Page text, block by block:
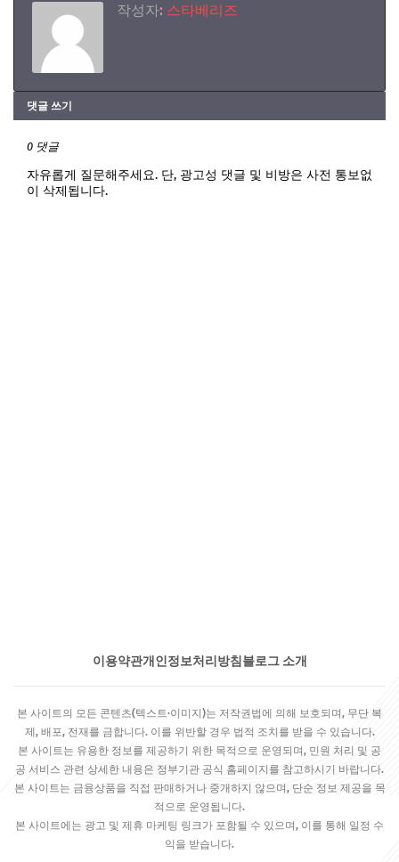
작성자: 스타베리즈
댓글 쓰기
0 댓글
자유롭게 질문해주세요. 단, 광고성 댓글 및 비방은 사전 통보없
이 삭제됩니다.
이용약관개인정보처리방침 블로그 소개
본 사이트의 모든 콘텐츠(텍스트·이미지)는 저작권법에 의해 보호되며, 무단 복
제, 배포, 전재를 금합니다. 이를 위반할 경우 법적 조치를 받을 수 있습니다.
본 사이트는 유용한 정보를 제공하기 위한 목적으로 운영되며, 민원 처리 및 공
공 서비스 관련 상세한 내용은 정부기관 공식 홈페이지를 참고하시기 바랍니다.
본 사이트는 금융상품을 직접 판매하거나 중개하지 않으며, 단순 정보 제공을 목
적으로 운영됩니다.
본 사이트에는 광고 및 제휴 마케팅 링크가 포함될 수 있으며, 이를 통해 일정 수
익을 받습니다.